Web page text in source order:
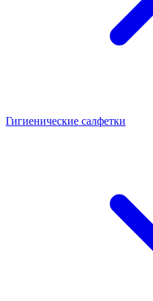
Гигиенические салфетки